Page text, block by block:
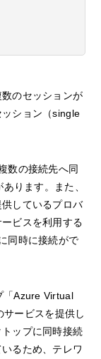
のセッションが
ション（single
数の接続先へ同
ります。また、
しているプロバ
ビスを利用する
同時に接続がで
「Azure Virtual
ービスを提供し
ップに同時接続
るため、テレワ